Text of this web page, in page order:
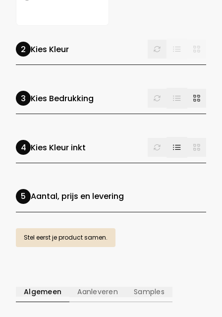
Kies Kleur Reset List Grid
Kies Bedrukking Reset List Grid
Kies Kleur inkt Reset List Grid
Aantal, prijs en levering
Stel eerst je product samen.
Algemeen Aanleveren Samples